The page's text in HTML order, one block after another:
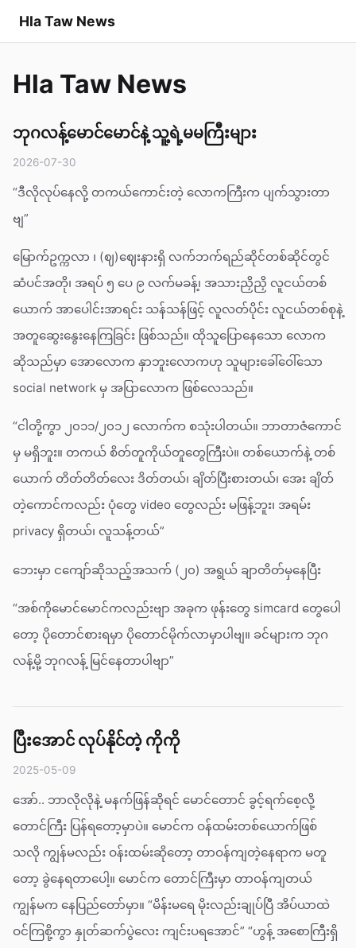
Hla Taw News
Hla Taw News
ဘုဂလန့်မောင်မောင်နဲ့ သူ့ရဲ့မမကြီးများ
2026-07-30
“ဒီလိုလုပ်နေလို့ တကယ်ကောင်းတဲ့ လောကကြီးက ပျက်သွားတာ
ဗျ”
မြောက်ဥက္ကလာ ၊ (ဈ)ဈေးနားရှိ လက်ဘက်ရည်ဆိုင်တစ်ဆိုင်တွင်
ဆံပင်အတို၊ အရပ် ၅ ပေ ၉ လက်မခန့်၊ အသားညှိညှိ လူငယ်တစ်
ယောက် အာပေါင်းအာရင်း သန်သန်ဖြင့် လူလတ်ပိုင်း လူငယ်တစ်စုနဲ့
အတူဆွေးနွေးနေကြခြင်း ဖြစ်သည်။ ထိုသူပြောနေသော လောက
ဆိုသည်မှာ အောလောက နှာဘူးလောကဟု သူများခေါ်ဝေါ်သော
social network မှ အပြာလောက ဖြစ်လေသည်။
“ငါတို့ကွာ ၂၀၁၁/၂၀၁၂ လောက်က စသုံးပါတယ်။ ဘာတာဇံကောင်
မှ မရှိဘူး။ တကယ် စိတ်တူကိုယ်တူတွေကြီးပဲ။ တစ်ယောက်နဲ့ တစ်
ယောက် တိတ်တိတ်လေး ဒိတ်တယ်၊ ချိတ်ပြီးစားတယ်၊ အေး ချိတ်
တဲ့ကောင်ကလည်း ပုံတွေ video တွေလည်း မဖြန့်ဘူး၊ အရမ်း
privacy ရှိတယ်၊ လူသန့်တယ်”
ဘေးမှာ ငကျော်ဆိုသည့်အသက် (၂၀) အရွယ် ချာတိတ်မှနေပြီး
“အစ်ကိုမောင်မောင်ကလည်းဗျာ အခုက ဖုန်းတွေ simcard တွေပေါ
တော့ ပိုတောင်စားရမှာ ပိုတောင်မိုက်လာမှာပါဗျ။ ခင်များက ဘုဂ
လန့်မို့ ဘုဂလန့် မြင်နေတာပါဗျာ”
ပြီးအောင် လုပ်နိုင်တဲ့ ကိုကို
2025-05-09
အော်.. ဘာလိုလိုနဲ့ မနက်ဖြန်ဆိုရင် မောင်တောင် ခွင့်ရက်စေ့လို့
တောင်ကြီး ပြန်ရတော့မှာပဲ။ မောင်က ဝန်ထမ်းတစ်ယောက်ဖြစ်
သလို ကျွန်မလည်း ဝန်းထမ်းဆိုတော့ တာဝန်ကျတဲ့နေရာက မတူ
တော့ ခွဲနေရတာပေါ့။ မောင်က တောင်ကြီးမှာ တာဝန်ကျတယ်
ကျွန်မက နေပြည်တော်မှာ။ “မိန်းမရေ မိုးလည်းချုပ်ပြီ အိပ်ယာထဲ
ဝင်ကြစို့ကွာ နှုတ်ဆက်ပွဲလေး ကျင်းပရအောင်” “ဟွန့် အစောကြီးရှိ